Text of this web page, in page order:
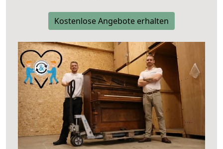
Kostenlose Angebote erhalten